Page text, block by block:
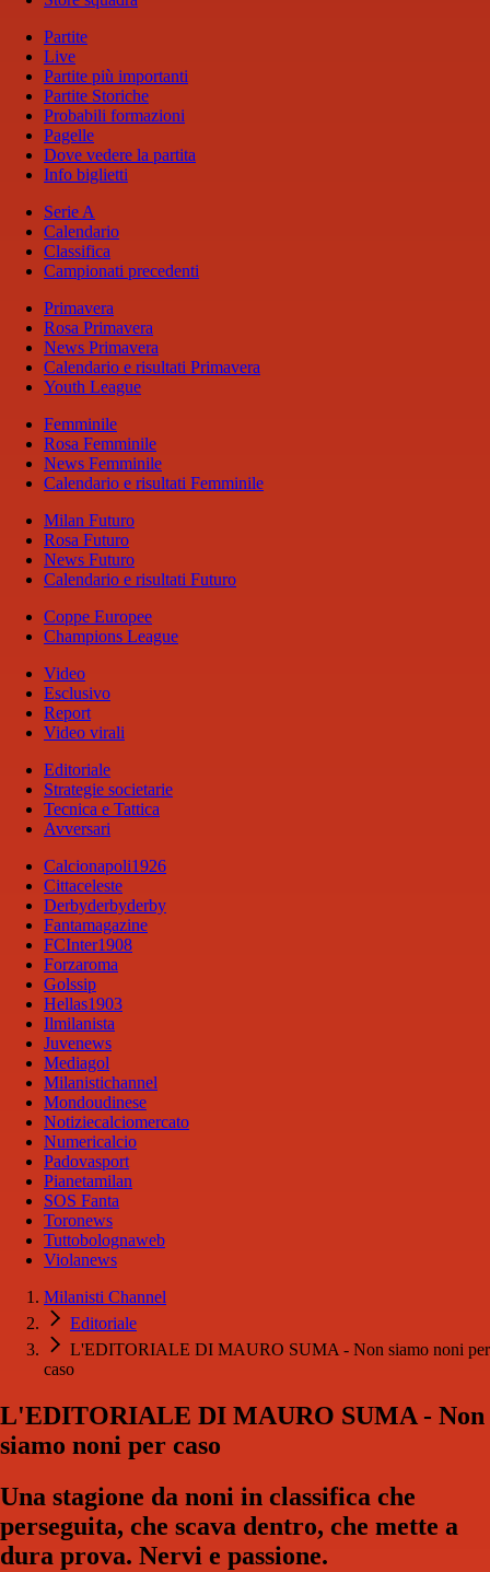
Partite
Live
Partite più importanti
Partite Storiche
Probabili formazioni
Pagelle
Dove vedere la partita
Info biglietti
Serie A
Calendario
Classifica
Campionati precedenti
Primavera
Rosa Primavera
News Primavera
Calendario e risultati Primavera
Youth League
Femminile
Rosa Femminile
News Femminile
Calendario e risultati Femminile
Milan Futuro
Rosa Futuro
News Futuro
Calendario e risultati Futuro
Coppe Europee
Champions League
Video
Esclusivo
Report
Video virali
Editoriale
Strategie societarie
Tecnica e Tattica
Avversari
Calcionapoli1926
Cittaceleste
Derbyderbyderby
Fantamagazine
FCInter1908
Forzaroma
Golssip
Hellas1903
Ilmilanista
Juvenews
Mediagol
Milanistichannel
Mondoudinese
Notiziecalciomercato
Numericalcio
Padovasport
Pianetamilan
SOS Fanta
Toronews
Tuttobolognaweb
Violanews
Milanisti Channel
Editoriale
L'EDITORIALE DI MAURO SUMA - Non siamo noni per
caso
L'EDITORIALE DI MAURO SUMA - Non
siamo noni per caso
Una stagione da noni in classifica che
perseguita, che scava dentro, che mette a
dura prova. Nervi e passione.